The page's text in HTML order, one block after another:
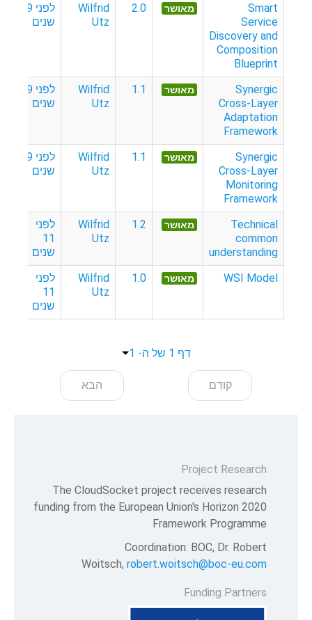
Smart
Service
Discovery and
Composition
Blueprint
מאושר 2.0
Wilfrid
Utz
לפני 9
שנים
Synergic
Cross-Layer
Adaptation
Framework
מאושר 1.1
Wilfrid
Utz
לפני 9
שנים
Synergic
Cross-Layer
Monitoring
Framework
מאושר 1.1
Wilfrid
Utz
לפני 9
שנים
Technical
common
understanding
מאושר 1.2
Wilfrid
Utz
לפני
11
שנים
WSI Model
מאושר 1.0
Wilfrid
Utz
לפני
11
שנים
דף 1 של ה- 1
קודם הבא
Project Research
The CloudSocket project receives research
funding from the European Union's Horizon 2020
Framework Programme
Coordination: BOC, Dr. Robert
Woitsch, robert.woitsch@boc-eu.com
Funding Partners